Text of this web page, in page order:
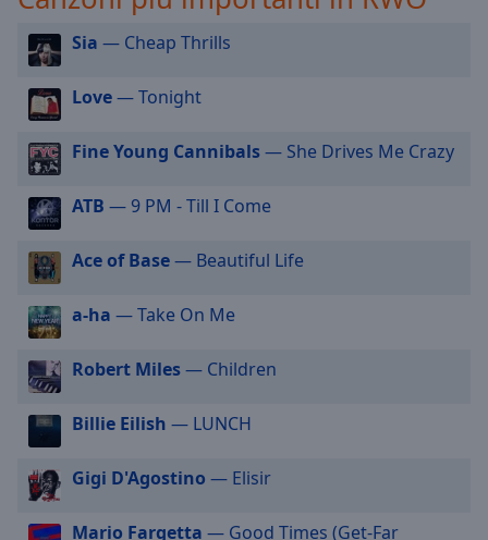
settings
dialog
subtitles
off
selected
Audio
Track
Picture-
in-
Fullscreen
This
modal
window.
Beginning
dialog
window.
Escape
Sia — Cheap Thrills
Love— Tonight
Fine Young Cannibals— She Drives Me Crazy
ATB — 9 PM - Till I Come
Ace of Base— Beautiful Life
a-ha — Take On Me
Robert Miles— Children
Billie Eilish — LUNCH
Gigi D'Agostino — Elisir
Mario Fargetta — Good Times (Get-Far